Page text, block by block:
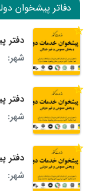
دفاتر پیشخوان
دفتر
شهر:
دفتر
شهر:
دفتر
شهر: